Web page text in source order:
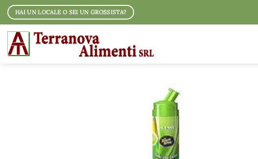
Salta
contenuti
HAI UN LOCALE O SEI UN GROSSISTA?